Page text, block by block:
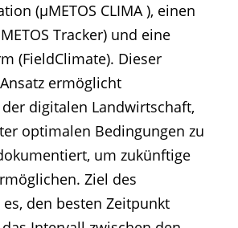
(µMETOS CLIMA ), einen
Tracker) und eine
(FieldClimate). Dieser
ermöglicht
digitalen Landwirtschaft,
optimalen Bedingungen zu
um zukünftige
Ziel des
den besten Zeitpunkt